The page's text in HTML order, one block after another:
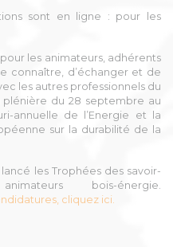
sont en ligne : pour les
les animateurs, adhérents
connaître, d’échanger et de
les autres professionnels du
du 28 septembre au
annuelle de l’Energie et la
sur la durabilité de la
les Trophées des savoir-
bois-énergie.
cliquez ici.